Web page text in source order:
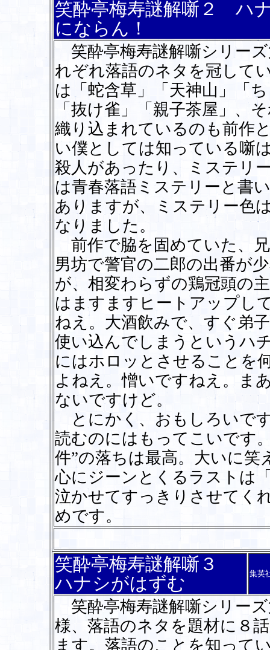
笑酔亭梅寿謎解噺２ ハ
にならん！
笑酔亭梅寿謎解噺シリー
れぞれ落語のネタを冠して
は「蛇含草」「天神山」「
「抜け雀」「親子茶屋」、
織り込まれているのも前作
い僕としては知っている噺
殺人があったり、ミステリ
は青春落語ミステリーと書
ありますが、ミステリー色
なりました。
前作で脇を固めていた、
男坊で警官の二郎の出番が
が、相変わらずの鶏冠頭の
はますますヒートアップし
ねえ。大酒飲みで、すぐ弟
使い込んでしまうというハ
にはホロッとさせることを
よねえ。憎いですねえ。ま
ないですけど。
とにかく、おもしろいで
読むのにはもってこいです
件”の落ちは最高。大いに
心にジーンとくるラストは
泣かせてすっきりさせてく
めです。
笑酔亭梅寿謎解噺３
ハナシがはずむ
集英
笑酔亭梅寿謎解噺シリー
様、落語のネタを題材に８
ます。落語のことを知って